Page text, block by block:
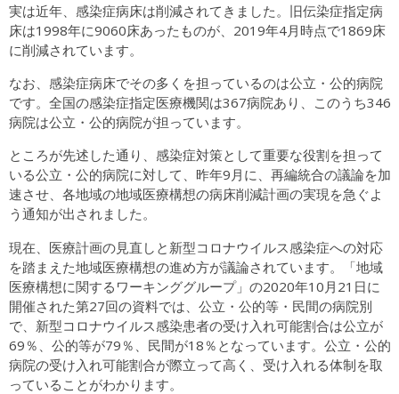
実は近年、感染症病床は削減されてきました。旧伝染症指定病
床は1998年に9060床あったものが、2019年4月時点で1869床
に削減されています。
なお、感染症病床でその多くを担っているのは公立・公的病院
です。全国の感染症指定医療機関は367病院あり、このうち346
病院は公立・公的病院が担っています。
ところが先述した通り、感染症対策として重要な役割を担って
いる公立・公的病院に対して、昨年9月に、再編統合の議論を加
速させ、各地域の地域医療構想の病床削減計画の実現を急ぐよ
う通知が出されました。
現在、医療計画の見直しと新型コロナウイルス感染症への対応
を踏まえた地域医療構想の進め方が議論されています。「地域
医療構想に関するワーキンググループ」の2020年10月21日に
開催された第27回の資料では、公立・公的等・民間の病院別
で、新型コロナウイルス感染患者の受け入れ可能割合は公立が
69％、公的等が79％、民間が18％となっています。公立・公的
病院の受け入れ可能割合が際立って高く、受け入れる体制を取
っていることがわかります。